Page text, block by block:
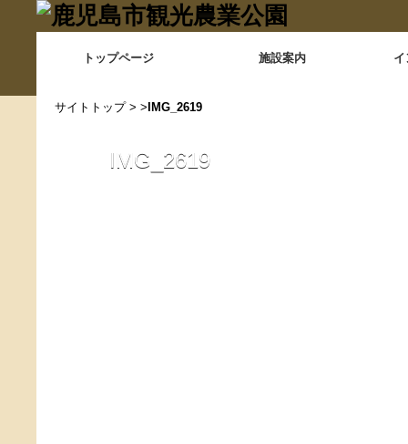
トップページ 施設案内
サイトトップ> > IMG_2619
IMG_2619